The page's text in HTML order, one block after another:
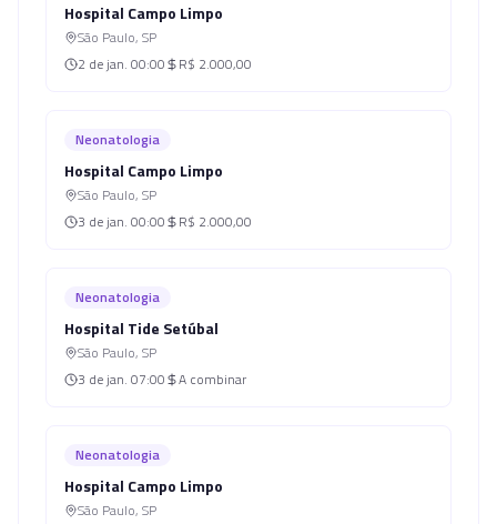
Hospital Campo Limpo
São Paulo, SP
2 de jan. 00:00 R$ 2.000,00
Neonatologia
Hospital Campo Limpo
São Paulo, SP
3 de jan. 00:00 R$ 2.000,00
Neonatologia
Hospital Tide Setúbal
São Paulo, SP
3 de jan. 07:00 A combinar
Neonatologia
Hospital Campo Limpo
São Paulo, SP